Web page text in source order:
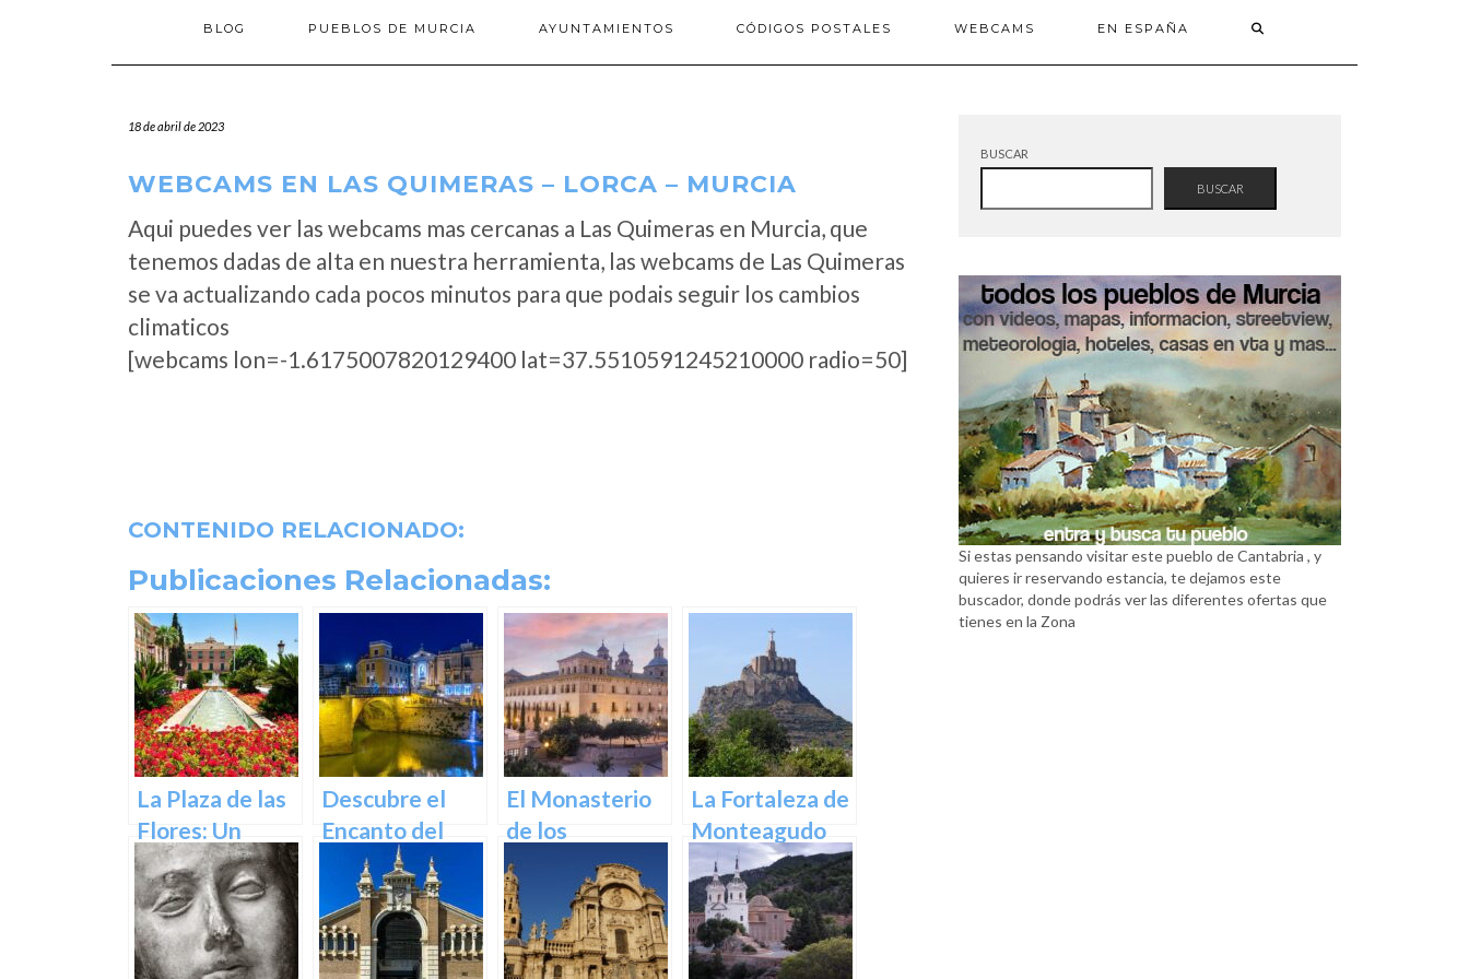
BLOG PUEBLOS DE MURCIA AYUNTAMIENTOS CÓDIGOS POSTALES WEBCAMS EN ESPAÑA
18 de abril de 2023
WEBCAMS EN LAS QUIMERAS – LORCA – MURCIA
Aqui puedes ver las webcams mas cercanas a Las Quimeras en Murcia, que
tenemos dadas de alta en nuestra herramienta, las webcams de Las Quimeras
se va actualizando cada pocos minutos para que podais seguir los cambios
climaticos
[webcams lon=-1.6175007820129400 lat=37.5510591245210000 radio=50]
CONTENIDO RELACIONADO:
Publicaciones Relacionadas:
La Plaza de las
Flores: Un
Rincón de Color
en la Ciudad de
Murcia
Descubre el
Encanto del
Puente de los
Peligros en
Murcia: Un
Icono Histórico
El Monasterio
de los
Jerónimos en
Murcia: Un
tesoro
arquitectónico
La Fortaleza de
Monteagudo
BUSCAR
BUSCAR
Si estas pensando visitar este pueblo de Cantabria , y
quieres ir reservando estancia, te dejamos este
buscador, donde podrás ver las diferentes ofertas que
tienes en la Zona